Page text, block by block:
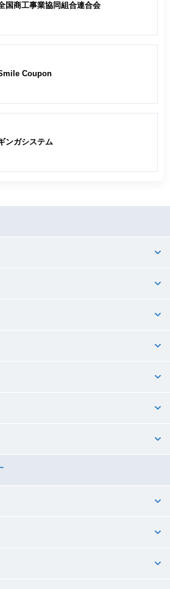
国商工事業協同組合連合会
Coupon
ンガシステム